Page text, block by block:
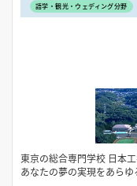
語学・観光・ウェディング分野
東京の総合専門学校 日本
あなたの夢の実現をあらゆ